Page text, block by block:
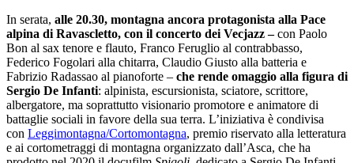
In serata, alle 20.30, montagna ancora protagonista alla Pace
alpina di Ravascletto, con il concerto dei Vecjazz –con Paolo
Bon al sax tenore e flauto, Franco Feruglio al contrabbasso,
Federico Fogolari alla chitarra, Claudio Giusto alla batteria e
Fabrizio Radassao al pianoforte – che rende omaggio alla figura di
Sergio De Infanti: alpinista, escursionista, sciatore, scrittore,
albergatore, ma soprattutto visionario promotore e animatore di
battaglie sociali in favore della sua terra. L’iniziativa è condivisa
con Leggimontagna/Cortomontagna, premio riservato alla letteratura
e ai cortometraggi di montagna organizzato dall’Asca, che ha